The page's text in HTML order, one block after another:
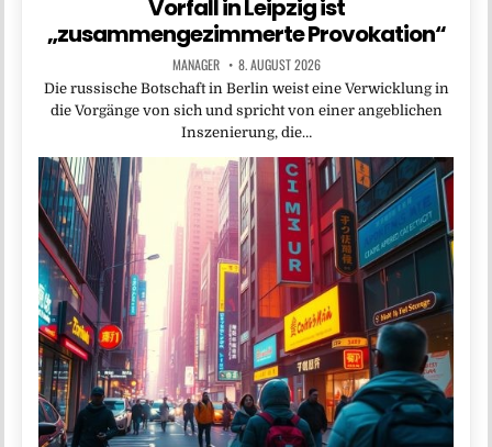
Vorfall in Leipzig ist
„zusammengezimmerte Provokation“
MANAGER 8. AUGUST 2026
Die russische Botschaft in Berlin weist eine Verwicklung in
die Vorgänge von sich und spricht von einer angeblichen
Inszenierung, die…